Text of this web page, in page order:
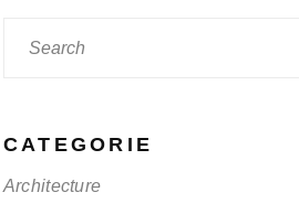
CATEGORIE
Architecture